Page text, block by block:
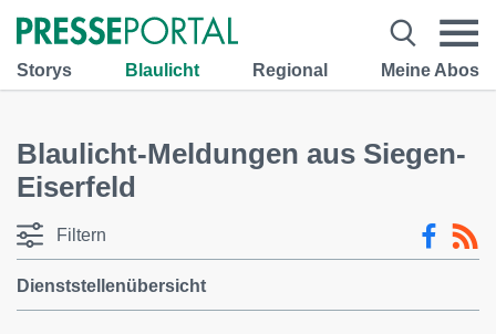
Storys Blaulicht Regional Meine Abos
Blaulicht-Meldungen aus Siegen-
Eiserfeld
Filtern
Dienststellenübersicht